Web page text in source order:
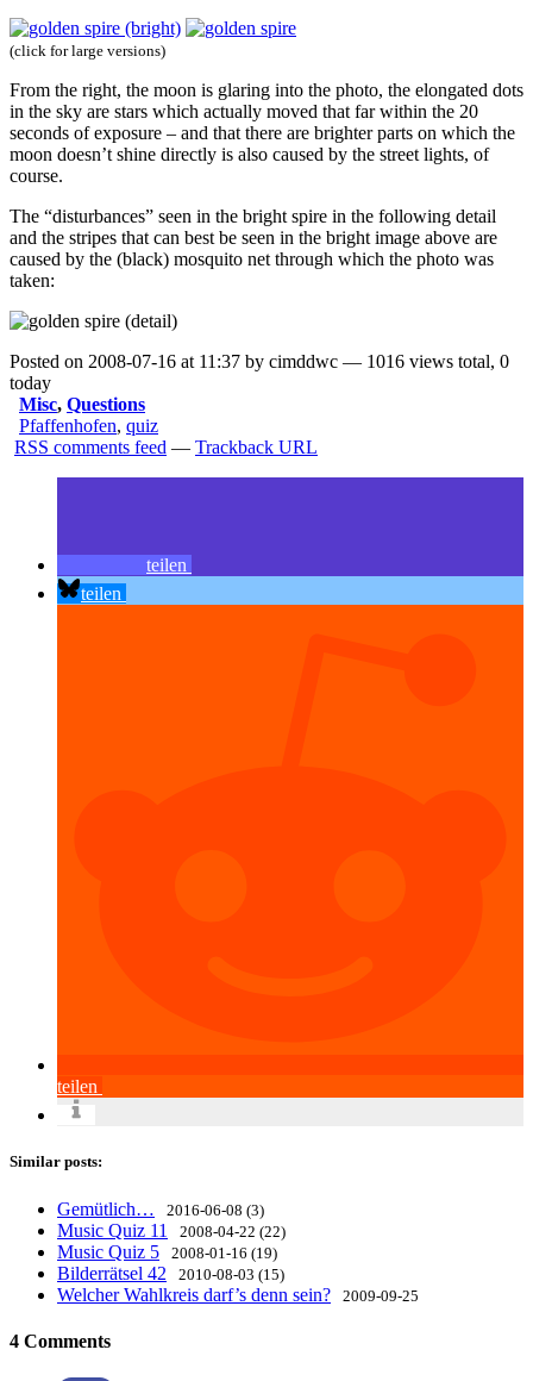
(click for large versions)
From the right, the moon is glaring into the photo, the elongated dots
in the sky are stars which actually moved that far within the 20
seconds of exposure – and that there are brighter parts on which the
moon doesn’t shine directly is also caused by the street lights, of
course.
The “disturbances” seen in the bright spire in the following detail
and the stripes that can best be seen in the bright image above are
caused by the (black) mosquito net through which the photo was
taken:
Posted on 2008-07-16 at 11:37 by cimddwc — 1016 views total, 0
today
Misc, Questions
Pfaffenhofen, quiz
RSS comments feed — Trackback URL
teilen
teilen
teilen
Similar posts:
Gemütlich… 2016-06-08 (3)
Music Quiz 11 2008-04-22 (22)
Music Quiz 5 2008-01-16 (19)
Bilderrätsel 42 2010-08-03 (15)
Welcher Wahlkreis darf’s denn sein? 2009-09-25
4 Comments